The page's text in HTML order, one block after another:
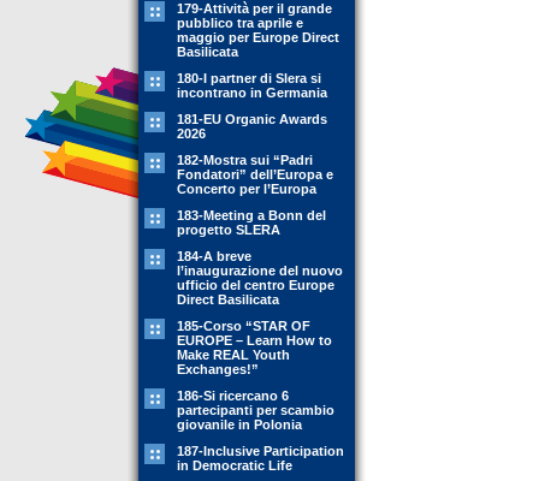
179-Attività per il grande
pubblico tra aprile e
maggio per Europe Direct
Basilicata
180-I partner di Slera si
incontrano in Germania
181-EU Organic Awards
2026
182-Mostra sui “Padri
Fondatori” dell’Europa e
Concerto per l’Europa
183-Meeting a Bonn del
progetto SLERA
184-A breve
l’inaugurazione del nuovo
ufficio del centro Europe
Direct Basilicata
185-Corso “STAR OF
EUROPE – Learn How to
Make REAL Youth
Exchanges!”
186-Si ricercano 6
partecipanti per scambio
giovanile in Polonia
187-Inclusive Participation
in Democratic Life